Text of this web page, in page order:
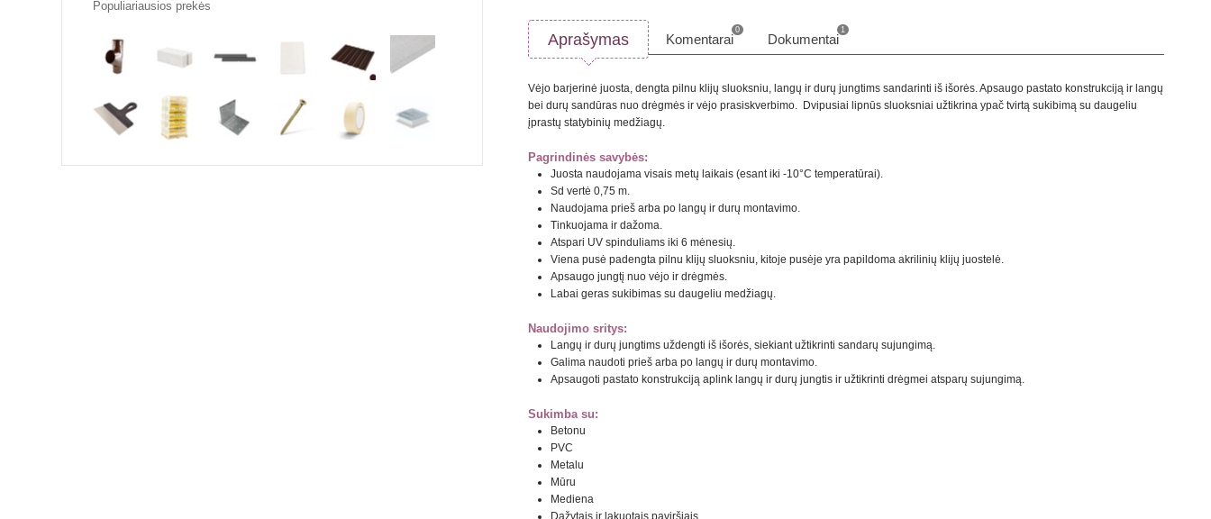
Aprašymas Komentarai
0
Dokumentai
1
Vėjo barjerinė juosta, dengta pilnu klijų sluoksniu, langų ir durų jungtims sandarinti iš išorės. Apsaugo pastato konstrukciją ir langų
bei durų sandūras nuo drėgmės ir vėjo prasiskverbimo. Dvipusiai lipnūs sluoksniai užtikrina ypač tvirtą sukibimą su daugeliu
įprastų statybinių medžiagų.
Pagrindinės savybės:
Juosta naudojama visais metų laikais (esant iki -10°C temperatūrai).
Sd vertė 0,75 m.
Naudojama prieš arba po langų ir durų montavimo.
Tinkuojama ir dažoma.
Atspari UV spinduliams iki 6 mėnesių.
Viena pusė padengta pilnu klijų sluoksniu, kitoje pusėje yra papildoma akrilinių klijų juostelė.
Apsaugo jungtį nuo vėjo ir drėgmės.
Labai geras sukibimas su daugeliu medžiagų.
Naudojimo sritys:
Langų ir durų jungtims uždengti iš išorės, siekiant užtikrinti sandarų sujungimą.
Galima naudoti prieš arba po langų ir durų montavimo.
Apsaugoti pastato konstrukciją aplink langų ir durų jungtis ir užtikrinti drėgmei atsparų sujungimą.
Sukimba su:
Betonu
PVC
Metalu
Mūru
Mediena
Dažytais ir lakuotais paviršiais
Populiariausios prekės